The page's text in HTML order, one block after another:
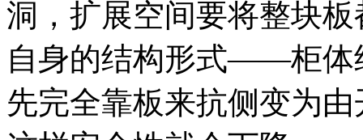
洞，扩展空间要将整块
自身的结构形式——柜体
先完全靠板来抗侧变为